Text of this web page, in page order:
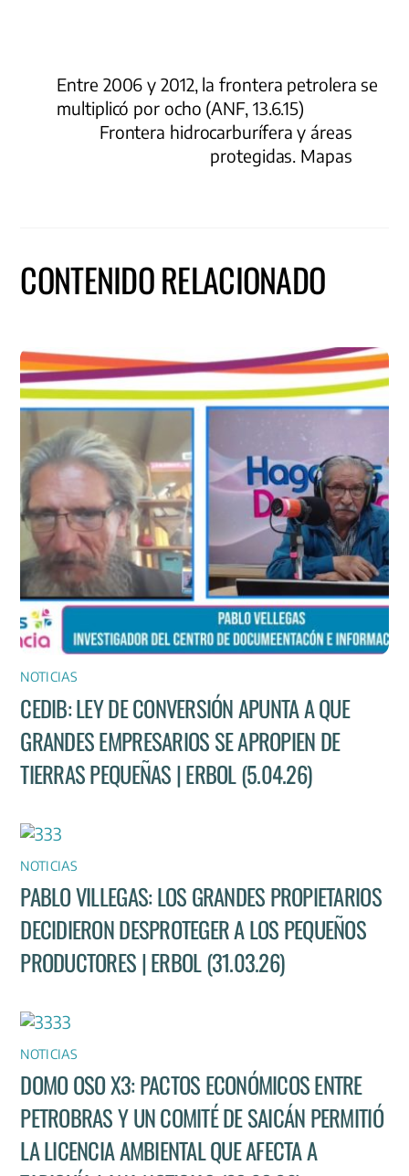
Entre 2006 y 2012, la frontera petrolera se
multiplicó por ocho (ANF, 13.6.15)
Frontera hidrocarburífera y áreas
protegidas. Mapas
CONTENIDO RELACIONADO
NOTICIAS
CEDIB: LEY DE CONVERSIÓN APUNTA A QUE
GRANDES EMPRESARIOS SE APROPIEN DE
TIERRAS PEQUEÑAS | ERBOL (5.04.26)
NOTICIAS
PABLO VILLEGAS: LOS GRANDES PROPIETARIOS
DECIDIERON DESPROTEGER A LOS PEQUEÑOS
PRODUCTORES | ERBOL (31.03.26)
NOTICIAS
DOMO OSO X3: PACTOS ECONÓMICOS ENTRE
PETROBRAS Y UN COMITÉ DE SAICÁN PERMITIÓ
LA LICENCIA AMBIENTAL QUE AFECTA A